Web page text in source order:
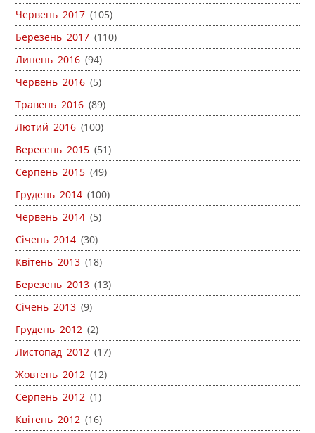
Червень 2017 (105)
Березень 2017 (110)
Липень 2016 (94)
Червень 2016 (5)
Травень 2016 (89)
Лютий 2016 (100)
Вересень 2015 (51)
Серпень 2015 (49)
Грудень 2014 (100)
Червень 2014 (5)
Січень 2014 (30)
Квітень 2013 (18)
Березень 2013 (13)
Січень 2013 (9)
Грудень 2012 (2)
Листопад 2012 (17)
Жовтень 2012 (12)
Серпень 2012 (1)
Квітень 2012 (16)